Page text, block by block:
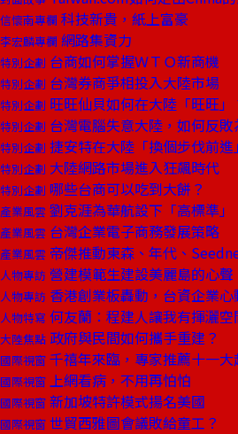
信懷南專欄 科技新貴，紙上富豪
李宏麟專欄 網路集資力
特別企劃 台商如何掌握ＷＴＯ新商機
特別企劃 台灣券商爭相投入大陸市場
特別企劃 旺旺仙貝如何在大陸「旺旺」
特別企劃 台灣電腦失意大陸，如何反敗
特別企劃 捷安特在大陸「換個步伐前進」
特別企劃 大陸網路市場進入狂飆時代
特別企劃 哪些台商可以吃到大餅？
產業風雲 劉克涯為華航設下「高標準」
產業風雲 台灣企業電子商務發展策略
產業風雲 帝傑推動東森、年代、
人物專訪 營建模範生建設美麗島的心聲
人物專訪 香港創業板轟動，台資企業心
人物特寫 何友蘭：程建人讓我有揮灑空
大陸焦點 政府與民間如何攜手重建？
國際視窗 千禧年來臨，專家推薦十一
國際視窗 上網看病，不用再怕怕
國際視窗 新加坡特許模式揚名美國
國際視窗 世貿西雅圖會議敗給童工？